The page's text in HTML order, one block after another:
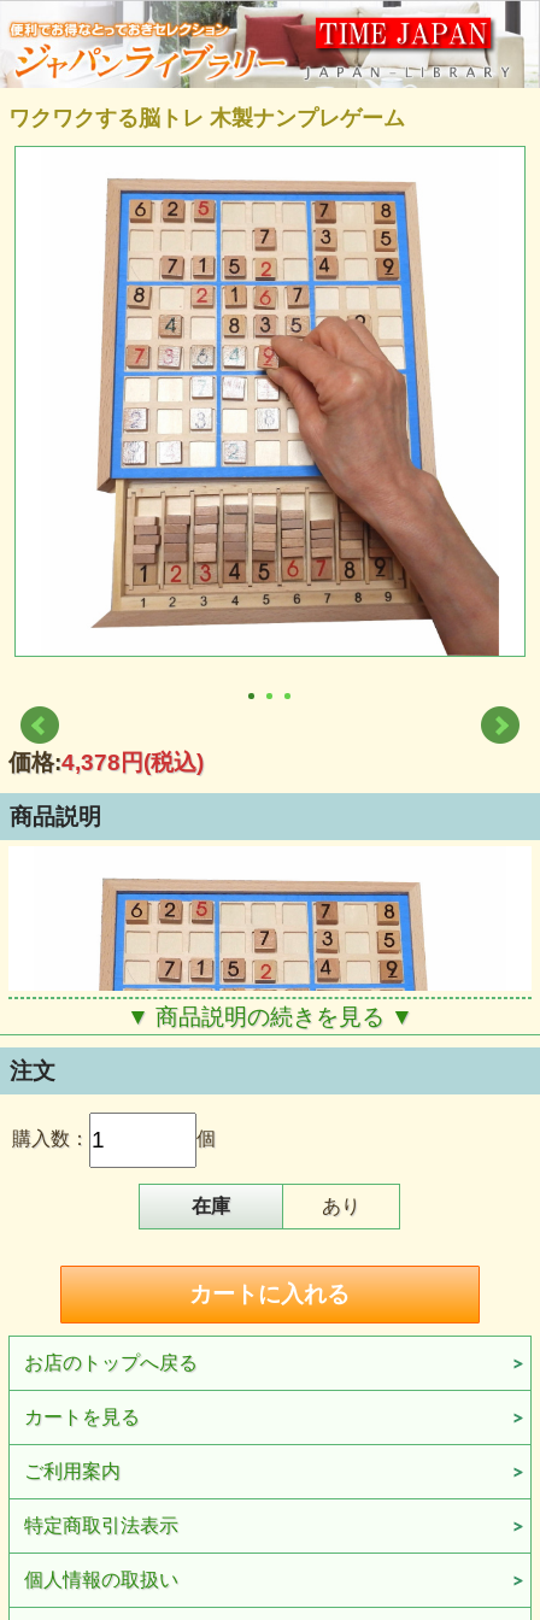
ワクワクする脳トレ 木製ナンプレゲーム
価格:4,378円(税込)
商品説明
▼ 商品説明の続きを見る ▼
注文
購入数： 個
在庫 あり
お店のトップへ戻る
カートを見る
ご利用案内
特定商取引法表示
個人情報の取扱い